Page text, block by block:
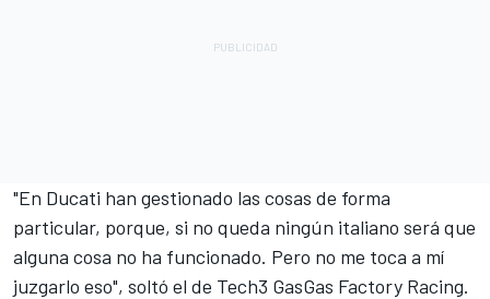
"En Ducati han gestionado las cosas de forma
particular, porque, si no queda ningún italiano será que
alguna cosa no ha funcionado. Pero no me toca a mí
juzgarlo eso", soltó el de Tech3 GasGas Factory Racing.